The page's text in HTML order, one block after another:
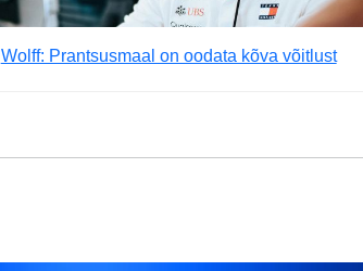
Wolff: Prantsusmaal on oodata kõva võitlust